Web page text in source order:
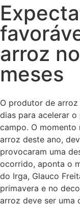
arroz
meses
O produtor de
dias para acelerar
campo. O
arroz deste ano,
provocaram uma
ocorrido, aponta o
do Irga, Glauco
primavera e no
arroz deve ser uma